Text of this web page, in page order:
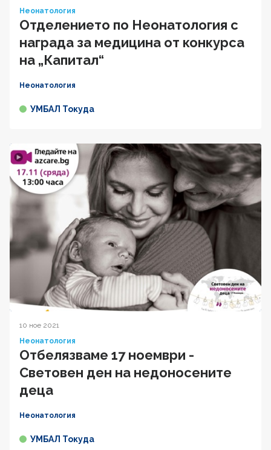
Неонатология
Отделението по Неонатология с
награда за медицина от конкурса
на „Капитал“
Неонатология
УМБАЛ Токуда
10 ное 2021
Неонатология
Отбелязваме 17 ноември -
Световeн ден на недоносените
деца
Неонатология
УМБАЛ Токуда